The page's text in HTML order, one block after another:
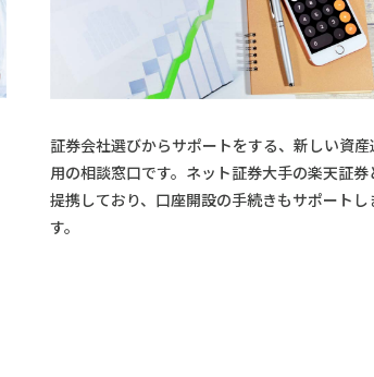
証券会社選びからサポートをする、新しい資産
用の相談窓口です。ネット証券大手の楽天証券
提携しており、口座開設の手続きもサポートし
す。